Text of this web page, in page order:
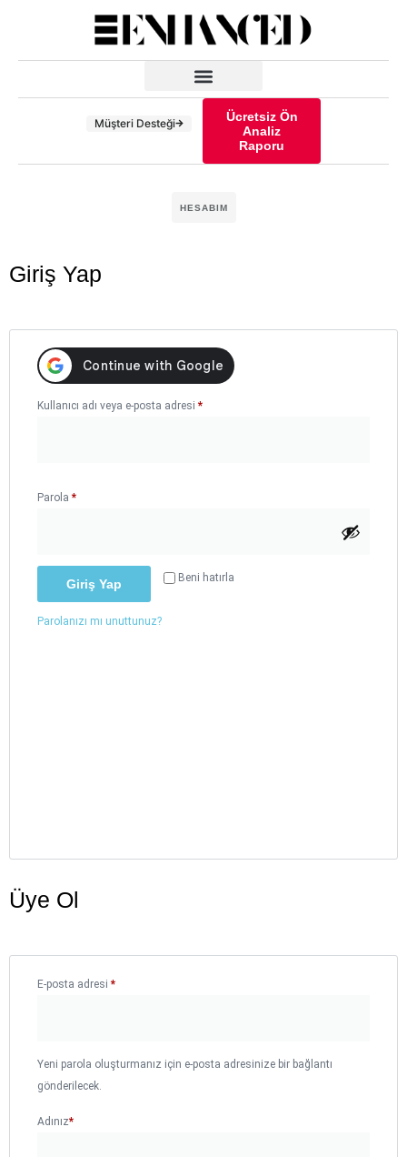
Müşteri Desteği
Ücretsiz Ön
Analiz
Raporu
HESABIM
Giriş Yap
Kullanıcı adı veya e-posta adresi *
Parola *
Beni hatırla
Giriş Yap
Parolanızı mı unuttunuz?
Üye Ol
E-posta adresi *
Yeni parola oluşturmanız için e-posta adresinize bir bağlantı
gönderilecek.
Adınız*